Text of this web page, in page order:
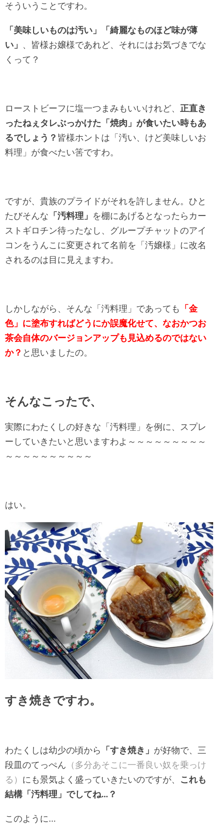
そういうことですわ。
「美味しいものは汚い」「綺麗なものほど味が薄
い」 、皆様お嬢様であれど、それにはお気づきでな
くって？
ローストビーフに塩一つまみもいいけれど、 正直き
ったねぇタレぶっかけた「焼肉」が食いたい時もあ
るでしょう？ 皆様ホントは「汚い、けど美味しいお
料理」が食べたい筈ですわ。
ですが、貴族のプライドがそれを許しません。ひと
たびそんな 「汚料理」 を棚にあげるとなったらカー
ストギロチン待ったなし、グループチャットのアイ
コンをうんこに変更されて名前を「汚嬢様」に改名
されるのは目に見えますわ。
しかしながら、そんな「汚料理」であっても
「金
色」に塗布すればどうにか誤魔化せて、なおかつお
茶会自体のバージョンアップも見込めるのではない
か？ と思いましたの。
そんなこったで、
実際にわたくしの好きな「汚料理」を例に、スプレ
ーしていきたいと思いますわよ～～～～～～～～～
～～～～～～～～～～
はい。
すき焼きですわ。
わたくしは幼少の頃から 「すき焼き」 が好物で、三
段皿のてっぺん （多分あそこに一番良い奴を乗っけ
る） にも景気よく盛っていきたいのですが、 これも
結構「汚料理」でしてね…？
このように…